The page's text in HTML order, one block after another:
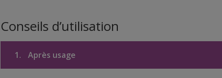
Conseils d’utilisation
1. Après usage